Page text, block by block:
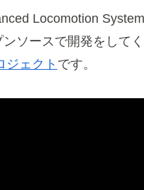
Locomotion
ソースで開発をしてく
ジェクト です。